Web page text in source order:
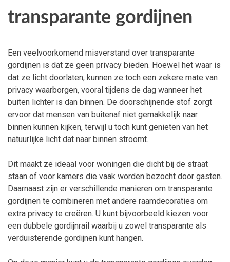
transparante gordijnen
Een veelvoorkomend misverstand over transparante
gordijnen is dat ze geen privacy bieden. Hoewel het waar is
dat ze licht doorlaten, kunnen ze toch een zekere mate van
privacy waarborgen, vooral tijdens de dag wanneer het
buiten lichter is dan binnen. De doorschijnende stof zorgt
ervoor dat mensen van buitenaf niet gemakkelijk naar
binnen kunnen kijken, terwijl u toch kunt genieten van het
natuurlijke licht dat naar binnen stroomt.
Dit maakt ze ideaal voor woningen die dicht bij de straat
staan of voor kamers die vaak worden bezocht door gasten.
Daarnaast zijn er verschillende manieren om transparante
gordijnen te combineren met andere raamdecoraties om
extra privacy te creëren. U kunt bijvoorbeeld kiezen voor
een dubbele gordijnrail waarbij u zowel transparante als
verduisterende gordijnen kunt hangen.